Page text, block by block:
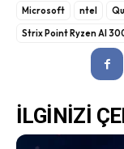
Microsoft
ntel
Strix Point Ryzen AI